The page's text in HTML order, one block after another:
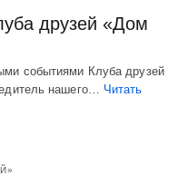
друзей «Дом
событиями Клуба друзей
нашего… Читать